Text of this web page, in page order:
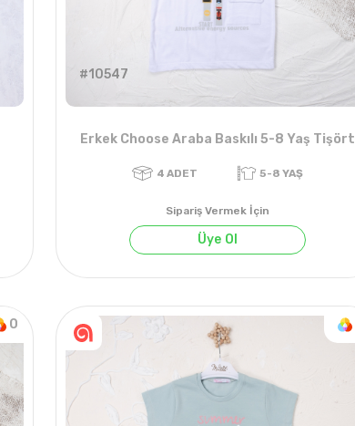
#10547
Erkek Choose Araba Baskılı 5-8 Yaş Tişört
4
Sipariş Vermek İçin
Üye Ol
0